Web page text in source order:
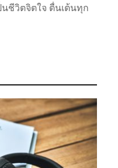
นชีวิตจิตใจ ตื่นเต้นทุก